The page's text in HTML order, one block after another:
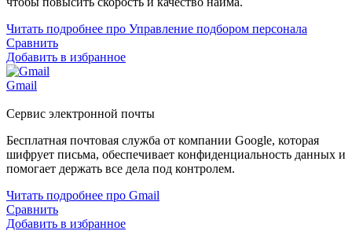
Читать подробнее про Управление подбором персонала
Сравнить
Добавить в избранное
Gmail
Сервис электронной почты
Бесплатная почтовая служба от компании Google, которая
шифрует письма, обеспечивает конфиденциальность данных и
помогает держать все дела под контролем.
Читать подробнее про Gmail
Сравнить
Добавить в избранное